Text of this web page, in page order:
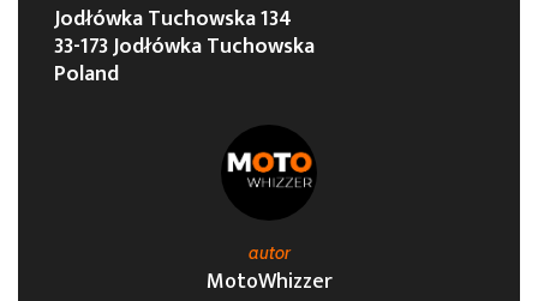
Jodłówka Tuchowska 134
33-173 Jodłówka Tuchowska
Poland
autor
MotoWhizzer